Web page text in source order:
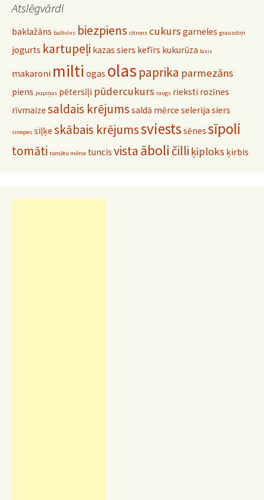
Atslēgvārdi
baklažāns baltvīns biezpiens citrons cukurs garneles grauzdiņi
jogurts kartupeļi kazas siers kefīrs kukurūza lasis
makaroni milti ogas olas paprika parmezāns
piens pupiņas pētersīļi pūdercukurs raugs rieksti rozīnes
rīvmaize saldais krējums saldā mērce selerija siers
sinepes siļķe skābais krējumssviestssēnes sīpoli
tomāti tomātu mērce tuncis vista āboli čilli ķiploks ķirbis